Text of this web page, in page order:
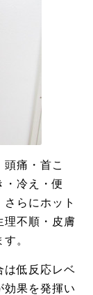
痛・首こ
・冷え・便
らにホット
理不順・皮膚
。
は低反応レベ
効果を発揮い